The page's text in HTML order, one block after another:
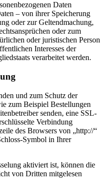
Daten
– von ihrer Speicherung
oder zur Geltendmachung,
oder zum
oder juristischen Person
Interesses der
verarbeitet werden.
und zum Schutz der
zum Beispiel Bestellungen
senden, eine SSL-
Verbindung
des Browsers von „http://“
Symbol in Ihrer
aktiviert ist, können die
von Dritten mitgelesen